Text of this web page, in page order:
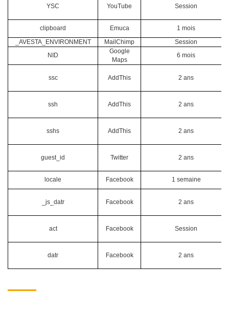
YSC YouTube Session
clipboard Emuca
1 mois
_AVESTA_ENVIRONMENT
MailChimp
Session
NID
Google
Maps
6 mois
ssc AddThis 2 ans
ssh AddThis 2 ans
sshs AddThis 2 ans
guest_id Twitter 2 ans
locale Facebook 1 semaine
_js_datr Facebook 2 ans
act Facebook Session
datr Facebook 2 ans